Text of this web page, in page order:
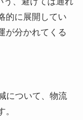
的に展開してい
が分かれてくる
について、物流